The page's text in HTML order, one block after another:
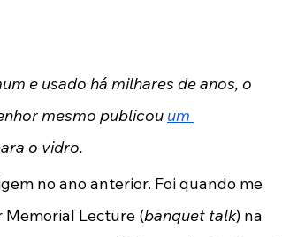
e usado há milhares de anos, o
mesmo publicou um
o vidro.
no ano anterior. Foi quando me
Lecture (banquet talk) na